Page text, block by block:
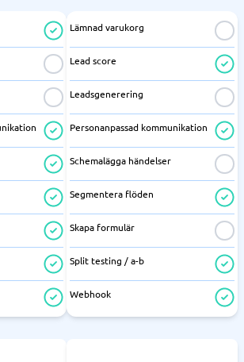
Lämnad varukorg
Lead score
Leadsgenerering
Personanpassad kommunikation
Schemalägga händelser
Segmentera flöden
Skapa formulär
Split testing / a-b
Webhook